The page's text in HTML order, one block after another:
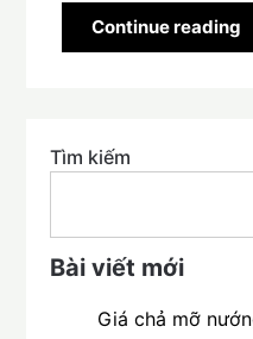
Continue reading
Tìm kiếm
Bài viết mới
Giá chả mỡ